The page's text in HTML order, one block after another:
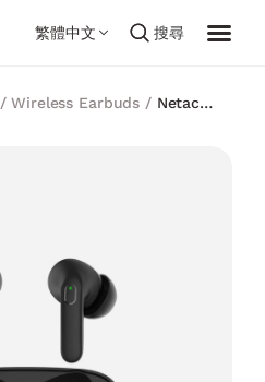
繁體中文 搜尋
/Wireless Earbuds / Netac